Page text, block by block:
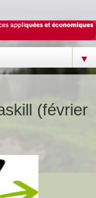
▼
(février